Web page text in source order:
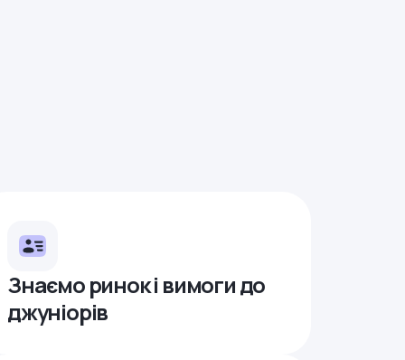
Знаємо ринок і вимоги до
джуніорів